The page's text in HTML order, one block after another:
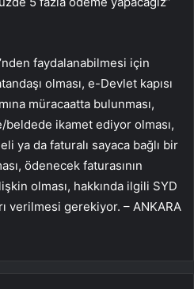
faydalanabilmesi için
olması, e-Devlet kapısı
müracaatta bulunması,
beldede ikamet ediyor olması,
ya da faturalı sayaca bağlı bir
ödenecek faturasının
olması, hakkında ilgili SYD
verilmesi gerekiyor. – ANKARA